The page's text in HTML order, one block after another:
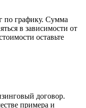
по графику. Сумма
в зависимости от
оставьте
договор.
примера и